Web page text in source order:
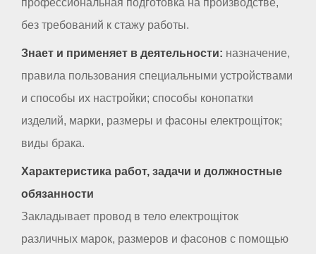
без требований к стажу работы.
Знает и применяет в деятельности: назначение,
правила пользования специальными устройствами
и способы их настройки; способы конопатки
изделий, марки, размеры и фасоны електрощіток;
виды брака.
Характеристика работ, задачи и должностные
обязанности
Закладывает провод в тело електрощіток
различных марок, размеров и фасонов с помощью